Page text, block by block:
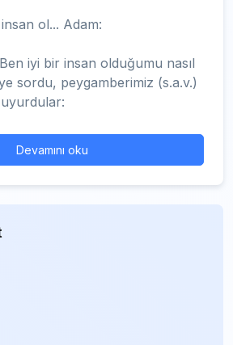
ol... Adam:
iyi bir insan olduğumu nasıl
sordu, peygamberimiz (s.a.v.)
Devamını oku